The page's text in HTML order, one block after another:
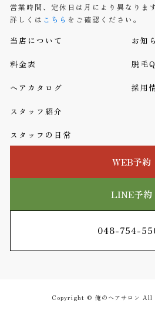
営業時間、定休日は月により異なります
詳しくは こちら をご確認ください。
当店について
料金表
ヘアカタログ
スタッフ紹介
スタッフの日常
お知
脱毛
採用
WEB予約
LINE予約
048-754-
Copyright © 俺のヘアサロン